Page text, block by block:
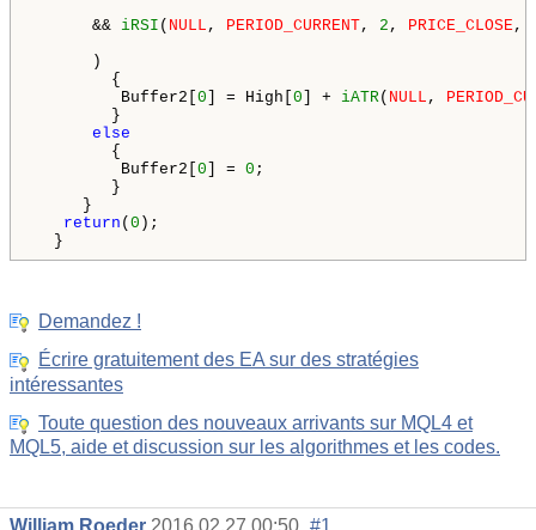
&& iRSI ( NULL , PERIOD_CURRENT, 2 , PRICE_CLOSE,
)
{
Buffer2[ 0 ] = High[ 0 ] + iATR( NULL ,
}
else
{
Buffer2[ 0 ] = 0 ;
}
}
return ( 0 );
Demandez !
Écrire gratuitement des EA sur des stratégies
intéressantes
Toute question des nouveaux arrivants sur MQL4 et
MQL5, aide et discussion sur les algorithmes et les codes.